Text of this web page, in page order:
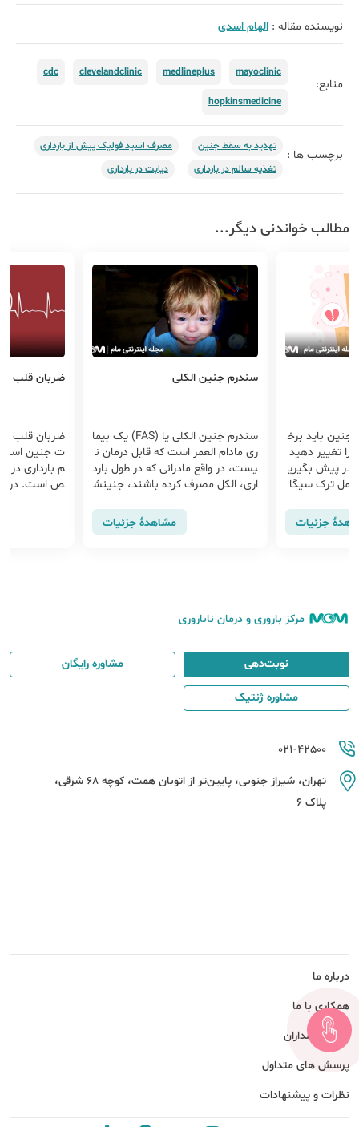
نویسنده مقاله : الهام اسدی
منابع:
mayoclinic
medlineplus
clevelandclinic
cdc
hopkinsmedicine
برچسب ها :
تهدید به سقط جنین
مصرف اسید فولیک پیش از بارداری
تغذیه سالم در بارداری
دیابت در بارداری
مطالب خواندنی دیگر...
جنین باید برخ
را تغییر دهید
در پیش بگیری
ترک سیگا
جزئیات
سندرم جنین الکلی
سندرم جنین الکلی یا (FAS) یک بیما
ری مادام العمر است که قابل درمان ن
یست، در واقع مادرانی که در طول بارد
اری، الکل مصرف کرده باشند، جنینش
مشاهدهٔ جزئیات
ضربان قلب
ضربان قلب
ت جنین است
م بارداری در
ص است. در
مرکز باروری و درمان ناباروری
درباره ما
همکاری با ما
امور سهامداران
پرسش های متداول
نظرات و پیشنهادات
021-42500
تهران، شیراز جنوبی، پایین‌تر از اتوبان همت، کوچه 68 شرقی،
پلاک 6
نوبت‌دهی مشاوره رایگان
مشاوره ژنتیک